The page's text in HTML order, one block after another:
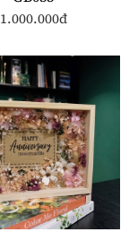
1.000.000đ